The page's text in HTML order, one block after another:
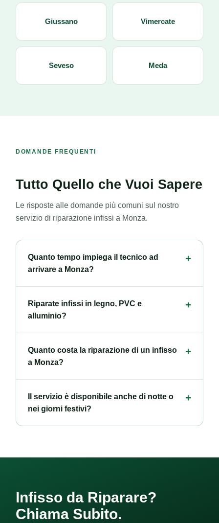
Giussano Vimercate
Seveso Meda
DOMANDE FREQUENTI
Tutto Quello che Vuoi Sapere
Le risposte alle domande più comuni sul nostro
servizio di riparazione infissi a Monza.
Quanto tempo impiega il tecnico ad
arrivare a Monza?
Riparate infissi in legno, PVC e
alluminio?
Quanto costa la riparazione di un infisso
a Monza?
Il servizio è disponibile anche di notte o
nei giorni festivi?
Infisso da Riparare?
Chiama Subito.